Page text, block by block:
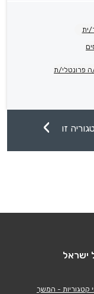
ית
ה פרונטלי/ת
זו
קטגוריות - המשך